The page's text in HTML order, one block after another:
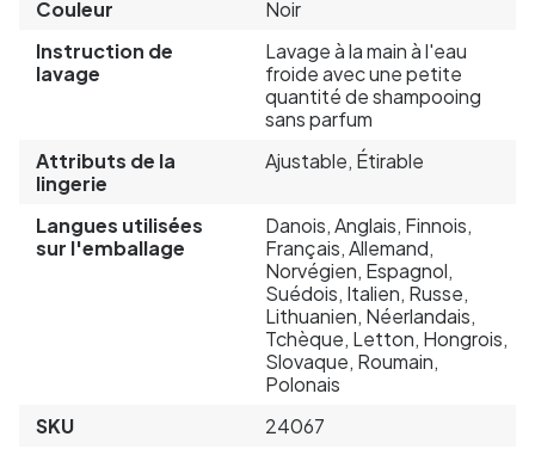
Couleur
Noir
Instruction de
lavage
Lavage à la main à l'eau
froide avec une petite
quantité de shampooing
sans parfum
Attributs de la
lingerie
Ajustable, Étirable
Langues utilisées
sur l'emballage
Danois, Anglais, Finnois,
Français, Allemand,
Norvégien, Espagnol,
Suédois, Italien, Russe,
Lithuanien, Néerlandais,
Tchèque, Letton, Hongrois,
Slovaque, Roumain,
Polonais
SKU
24067